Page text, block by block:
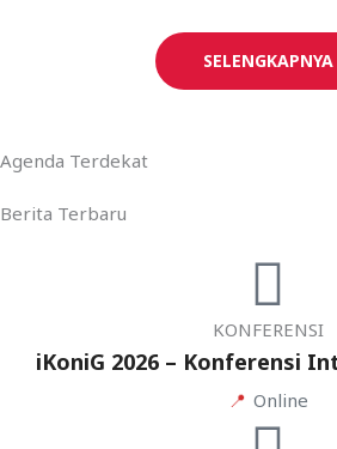
SELENGKAPNYA
Agenda Terdekat
Berita Terbaru
KONFERENSI
iKoniG 2026 – Konferensi
📍 Online